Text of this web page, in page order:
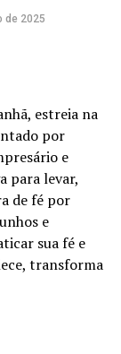
de 2025
estreia na
por
e
para levar,
de fé por
e
sua fé e
transforma